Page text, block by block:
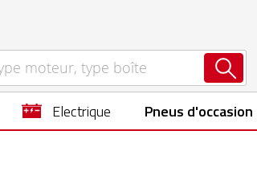
electrique Pneus d'occasion